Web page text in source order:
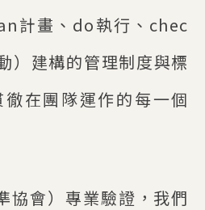
計畫、do執行、chec
建構的管理制度與標
在團隊運作的每一個
協會）專業驗證，我們